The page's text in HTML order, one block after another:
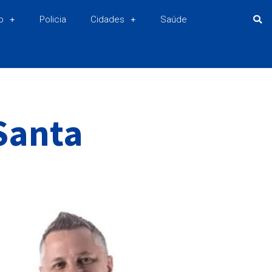
Policia Cidades Saúde